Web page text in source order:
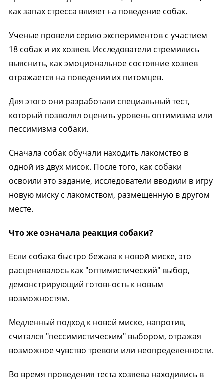
как запах стресса влияет на поведение собак.
Ученые провели серию экспериментов с участием
18 собак и их хозяев. Исследователи стремились
выяснить, как эмоциональное состояние хозяев
отражается на поведении их питомцев.
Для этого они разработали специальный тест,
который позволял оценить уровень оптимизма или
пессимизма собаки.
Сначала собак обучали находить лакомство в
одной из двух мисок. После того, как собаки
освоили это задание, исследователи вводили в игру
новую миску с лакомством, размещенную в другом
месте.
Что же означала реакция собаки?
Если собака быстро бежала к новой миске, это
расценивалось как "оптимистический" выбор,
демонстрирующий готовность к новым
возможностям.
Медленный подход к новой миске, напротив,
считался "пессимистическим" выбором, отражая
возможное чувство тревоги или неопределенности.
Во время проведения теста хозяева находились в